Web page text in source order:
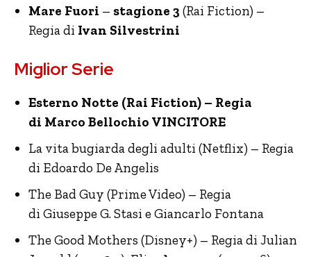
Mare Fuori – stagione 3 (Rai Fiction) –
Regia di Ivan Silvestrini
Miglior Serie
Esterno Notte (Rai Fiction) – Regia
di Marco Bellochio VINCITORE
La vita bugiarda degli adulti (Netflix) – Regia
di Edoardo De Angelis
The Bad Guy (Prime Video) – Regia
di Giuseppe G. Stasi e Giancarlo Fontana
The Good Mothers (Disney+) – Regia di Julian